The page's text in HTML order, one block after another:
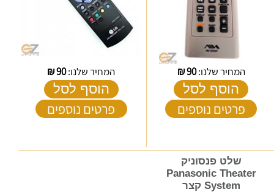
המחיר שלנו:90
₪
הוסף לסל
פרטים נוספים
המחיר שלנו:90
₪
הוסף לסל
פרטים נוספים
שלט פנסוניק
Panasonic Theater
System קצר